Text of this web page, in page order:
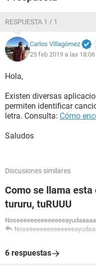
RESPUESTA 1 / 1
Carlos Villagómez
25 feb 2019 a las 18:06
Hola,
Existen diversas
permiten identificar
letra. Consulta: Cómo
Saludos
Discusiones similares
Como se llama
tururu, tuRUUU
6 respuestas